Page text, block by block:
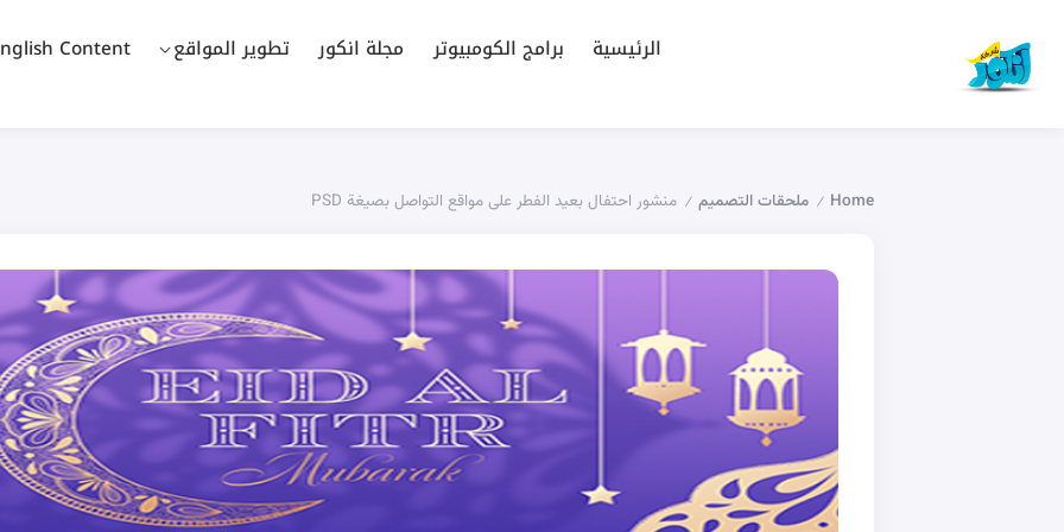
الرئيسية برامج الكومبيوتر مجلة انكور تطوير المواقع Content
Home
/ ملحقات التصميم / منشور احتفال بعيد الفطر على مواقع التواصل بصيغة PSD